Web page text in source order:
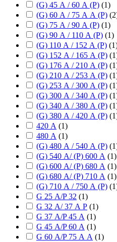
(G) 45 А / 60 А (P) (1)
(G) 60 А / 75 А А (P) (2
(G) 75 А / 90 А (P) (1)
(G) 90 А / 110 А (P) (1)
(G) 110 А / 152 А (P) (1
(G) 152 А / 165 А (P) (1
(G) 176 А / 210 А (P) (1
(G) 210 А / 253 А (P) (1
(G) 253 А / 300 А (P) (1
(G) 300 А / 340 А (P) (1
(G) 340 А / 380 А (P) (1
(G) 380 А / 420 А (P) (1
420 А (1)
480 А (1)
(G) 480 А / 540 А (P) (1
(G) 540 А/ (P) 600 А (1)
(G) 600 А/ (P) 680 А (1)
(G) 680 А/ (P) 710 А (1)
(G) 710 А / 750 А (P) (1
G 25 А/P 32 (1)
G 32 А/ 37 А P (1)
G 37 А/P 45 А (1)
G 45 А/P 60 А (1)
G 60 А/P 75 А А (1)